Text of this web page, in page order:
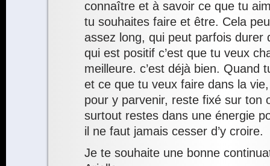
connaître et à savoir ce que tu
tu souhaites faire et être. Cela
assez long, qui peut parfois durer
qui est positif c’est que tu veux
meilleure. c’est déjà bien. Quand
et ce que tu veux faire dans la
pour y parvenir, reste fixé sur ton
surtout restes dans une énergie
il ne faut jamais cesser d’y croire.
Je te souhaite une bonne